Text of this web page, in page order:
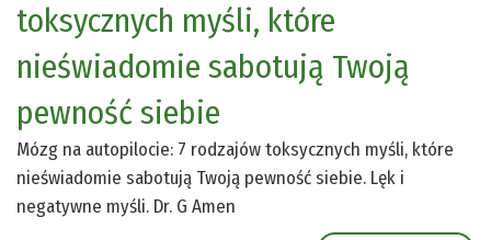
toksycznych myśli, które
nieświadomie sabotują Twoją
pewność siebie
Mózg na autopilocie: 7 rodzajów toksycznych myśli, które
nieświadomie sabotują Twoją pewność siebie. Lęk i
negatywne myśli. Dr. G Amen